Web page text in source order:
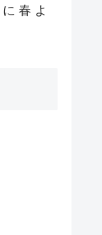
に 春 よ